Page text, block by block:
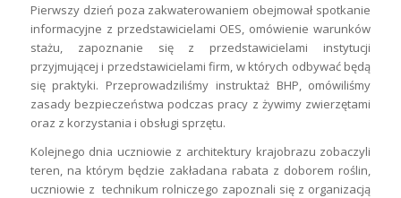
Pierwszy dzień poza zakwaterowaniem obejmował spotkanie
informacyjne z przedstawicielami OES, omówienie warunków
stażu, zapoznanie się z przedstawicielami instytucji
przyjmującej i przedstawicielami firm, w których odbywać będą
się praktyki. Przeprowadziliśmy instruktaż BHP, omówiliśmy
zasady bezpieczeństwa podczas pracy z żywimy zwierzętami
oraz z korzystania i obsługi sprzętu.
Kolejnego dnia uczniowie z architektury krajobrazu zobaczyli
teren, na którym będzie zakładana rabata z doborem roślin,
uczniowie z technikum rolniczego zapoznali się z organizacją